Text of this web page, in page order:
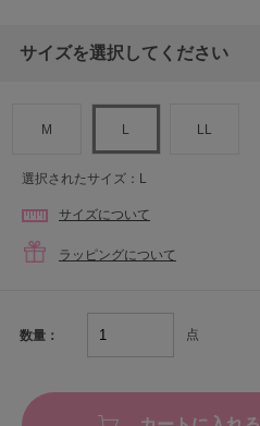
サイズを選択してください
M L LL
選択されたサイズ：L
サイズについて
ラッピングについて
数量： 点